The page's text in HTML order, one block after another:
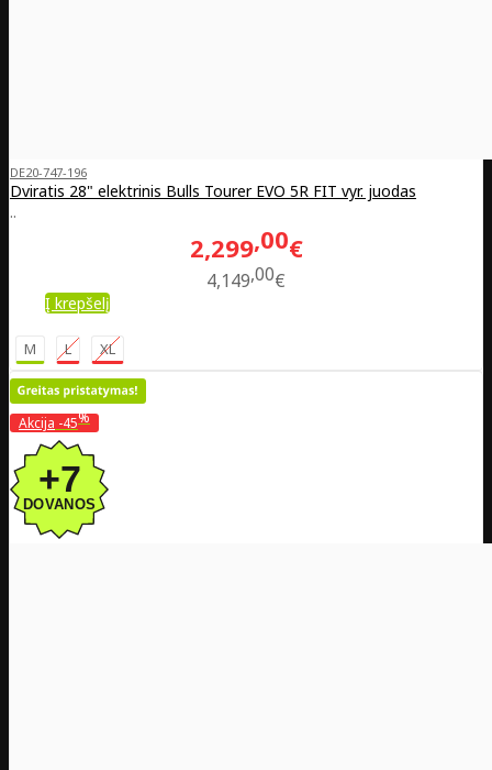
DE20-747-196
Dviratis 28" elektrinis Bulls Tourer EVO 5R FIT vyr. juodas
..
2,299 00€
4,149 00€
Į krepšelį
M L XL
Akcija -45%